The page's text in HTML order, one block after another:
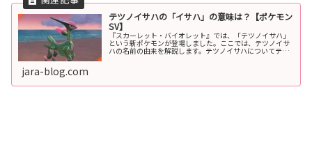
テツノイサハの「イサハ」の意味は？【ポケモン
SV】
『スカーレット・バイオレット』では、「テツノイサハ」
という新ポケモンが登場しました。ここでは、テツノイサ
ハの名前の由来を解説します。テツノイサハについてテツ
jara-blog.com